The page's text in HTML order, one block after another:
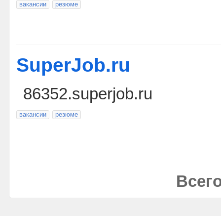
вакансии резюме
SuperJob.ru
86352.superjob.ru
вакансии резюме